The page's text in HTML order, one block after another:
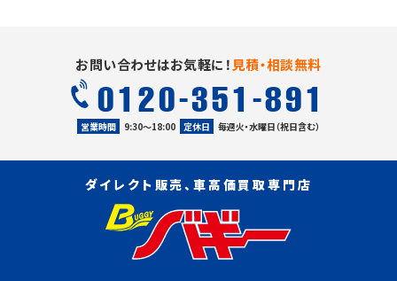
お問い合わせはお気軽に！ 見積・相談無料
0120-351-891
営業時間 9:30〜18:00 定休日 毎週火・水曜日（祝日含む）
ダイレクト販売、車高価買取専門店